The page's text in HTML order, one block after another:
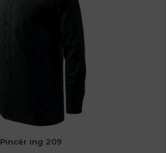
Pincér ing 209